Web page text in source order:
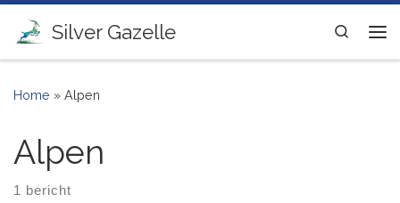
Ga naar inhoud
Silver Gazelle
Search
Home » Alpen
Alpen
1 bericht